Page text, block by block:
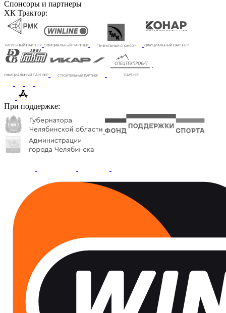
Спонсоры и партнеры
ХК Трактор:
При поддержке: